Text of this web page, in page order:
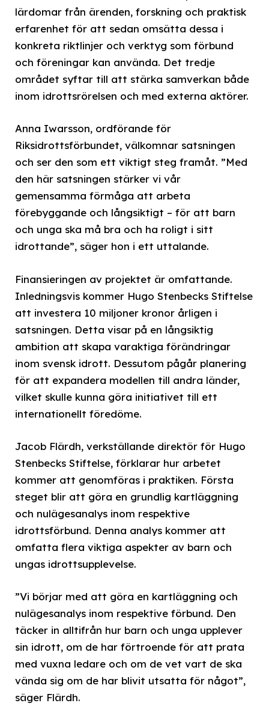
lärdomar från ärenden, forskning och praktisk
erfarenhet för att sedan omsätta dessa i
konkreta riktlinjer och verktyg som förbund
och föreningar kan använda. Det tredje
området syftar till att stärka samverkan både
inom idrottsrörelsen och med externa aktörer.
Anna Iwarsson, ordförande för
Riksidrottsförbundet, välkomnar satsningen
och ser den som ett viktigt steg framåt. ”Med
den här satsningen stärker vi vår
gemensamma förmåga att arbeta
förebyggande och långsiktigt – för att barn
och unga ska må bra och ha roligt i sitt
idrottande”, säger hon i ett uttalande.
Finansieringen av projektet är omfattande.
Inledningsvis kommer Hugo Stenbecks Stiftelse
att investera 10 miljoner kronor årligen i
satsningen. Detta visar på en långsiktig
ambition att skapa varaktiga förändringar
inom svensk idrott. Dessutom pågår planering
för att expandera modellen till andra länder,
vilket skulle kunna göra initiativet till ett
internationellt föredöme.
Jacob Flärdh, verkställande direktör för Hugo
Stenbecks Stiftelse, förklarar hur arbetet
kommer att genomföras i praktiken. Första
steget blir att göra en grundlig kartläggning
och nulägesanalys inom respektive
idrottsförbund. Denna analys kommer att
omfatta flera viktiga aspekter av barn och
ungas idrottsupplevelse.
”Vi börjar med att göra en kartläggning och
nulägesanalys inom respektive förbund. Den
täcker in alltifrån hur barn och unga upplever
sin idrott, om de har förtroende för att prata
med vuxna ledare och om de vet vart de ska
vända sig om de har blivit utsatta för något”,
säger Flärdh.